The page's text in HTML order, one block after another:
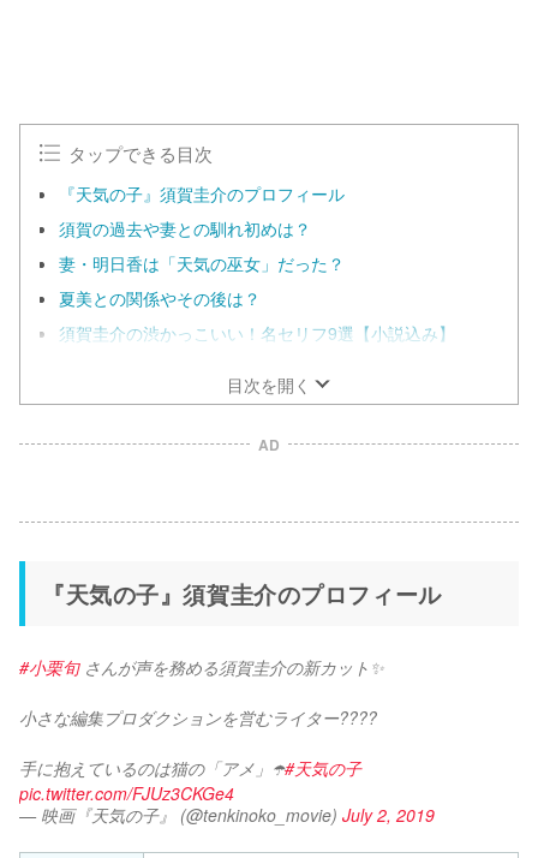
タップできる目次
『天気の子』須賀圭介のプロフィール
須賀の過去や妻との馴れ初めは？
妻・明日香は「天気の巫女」だった？
夏美との関係やその後は？
須賀圭介の渋かっこいい！名セリフ9選【小説込み】
目次を開く
AD
『天気の子』須賀圭介のプロフィール
#小栗旬 さんが声を務める須賀圭介の新カット✨
小さな編集プロダクションを営むライター????
手に抱えているのは猫の「アメ」☂️#天気の子
pic.twitter.com/FJUz3CKGe4
— 映画『天気の子』 (@tenkinoko_movie) July 2, 2019